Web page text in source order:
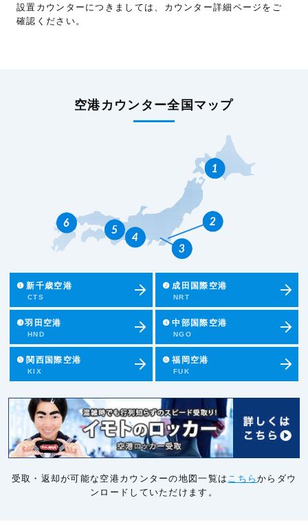
設置カウンターにつきましては、カウンター詳細ページをご
確認ください。
空港カウンター全国マップ
❶ 新千歳空港
CTS
❷ 成田国際空港
NRT
❸羽田空港
HND
❹ 中部国際空港
NGO
❺ 関西国際空港
KIX
❻ 福岡空港
FUK
受取・返却が可能な空港カウンターの地図一覧は こちらからダウ
ンロードしていただけます。